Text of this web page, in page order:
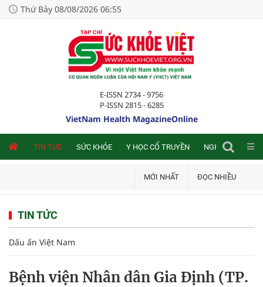
Thứ Bảy 08/08/2026 06:55
E-ISSN 2734 - 9756
P-ISSN 2815 - 6285
VietNam Health MagazineOnline
TIN TỨC SỨC KHỎE Y HỌC CỔ TRUYỀN NGHIÊN CỨU
MỚI NHẤT ĐỌC NHIỀU
TIN TỨC
Dấu ấn Việt Nam
Bệnh viện Nhân dân Gia Định (TP.